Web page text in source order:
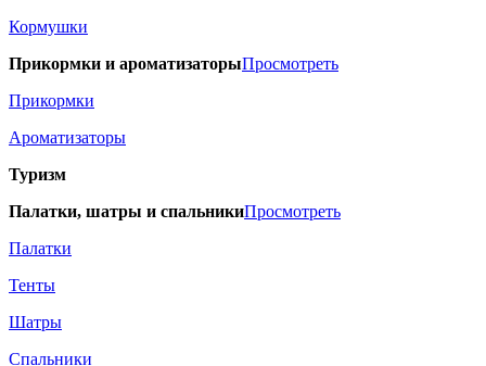
Кормушки
Прикормки и ароматизаторыПросмотреть
Прикормки
Ароматизаторы
Туризм
Палатки, шатры и спальникиПросмотреть
Палатки
Тенты
Шатры
Спальники